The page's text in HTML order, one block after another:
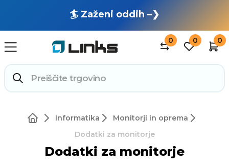
🏄 Zaženi oddih –❯
0 0 0
Informatika
Monitorji in oprema
Dodatki za monitorje
Dodatki za monitorje